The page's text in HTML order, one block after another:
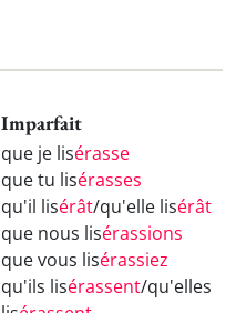
Imparfait
que je lisérasse
que tu lisérasses
qu'il lisérât/qu'elle lisérât
que nous lisérassions
que vous lisérassiez
qu'ils lisérassent/qu'elles